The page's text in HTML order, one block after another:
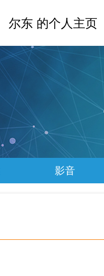
尔东 的个人主页
影音